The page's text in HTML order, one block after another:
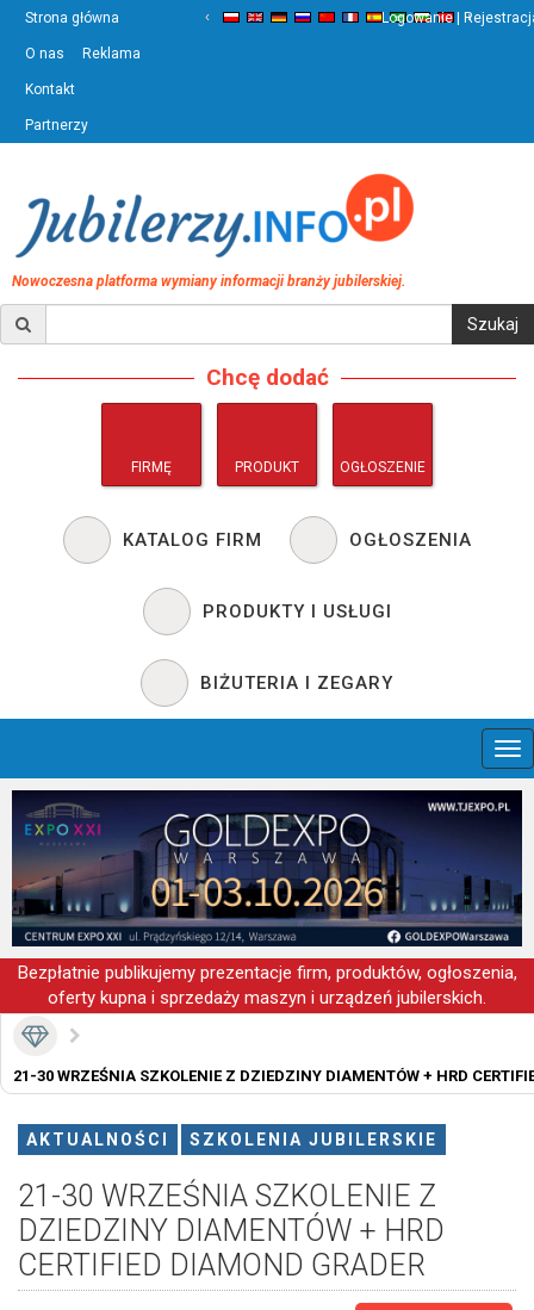
Strona główna
O nas Reklama
Kontakt
Partnerzy
‹ ›
Logowanie |
Nowoczesna platforma wymiany informacji branży jubilerskiej.
Chcę dodać
FIRMĘ PRODUKT OGŁOSZENIE
KATALOG FIRM OGŁOSZENIA
PRODUKTY I USŁUGI
BIŻUTERIA I ZEGARY
Bezpłatnie publikujemy prezentacje firm, produktów, ogłoszenia,
oferty kupna i sprzedaży maszyn i urządzeń jubilerskich.
21-30 WRZEŚNIA SZKOLENIE Z DZIEDZINY DIAMENTÓW + HRD
AKTUALNOŚCI SZKOLENIA JUBILERSKIE
21-30 WRZEŚNIA SZKOLENIE Z
DZIEDZINY DIAMENTÓW + HRD
CERTIFIED DIAMOND GRADER